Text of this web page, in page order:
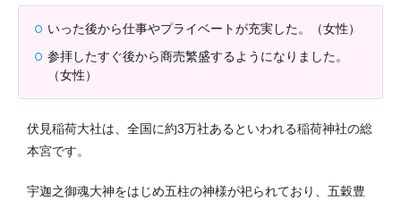
いった後から仕事やプライベートが充実した。（女性）
参拝したすぐ後から商売繁盛するようになりました。
（女性）
伏見稲荷大社は、全国に約3万社あるといわれる稲荷神社の総
本宮です。
宇迦之御魂大神をはじめ五柱の神様が祀られており、五穀豊